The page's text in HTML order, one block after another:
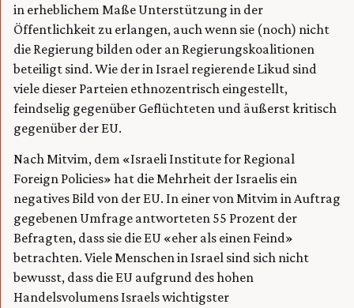
in erheblichem Maße Unterstützung in der
Öffentlichkeit zu erlangen, auch wenn sie (noch) nicht
die Regierung bilden oder an Regierungskoalitionen
beteiligt sind. Wie der in Israel regierende Likud sind
viele dieser Parteien ethnozentrisch eingestellt,
feindselig gegenüber Geflüchteten und äußerst kritisch
gegenüber der EU.
Nach Mitvim, dem «Israeli Institute for Regional
Foreign Policies» hat die Mehrheit der Israelis ein
negatives Bild von der EU. In einer von Mitvim in Auftrag
gegebenen Umfrage antworteten 55 Prozent der
Befragten, dass sie die EU «eher als einen Feind»
betrachten. Viele Menschen in Israel sind sich nicht
bewusst, dass die EU aufgrund des hohen
Handelsvolumens Israels wichtigster